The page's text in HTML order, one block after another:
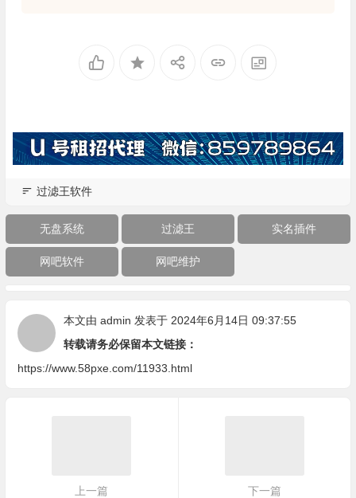
过滤王软件
无盘系统 过滤王 实名插件
网吧软件 网吧维护
本文由 admin 发表于 2024年6月14日 09:37:55
转载请务必保留本文链接：
https://www.58pxe.com/11933.html
上一篇
下一篇